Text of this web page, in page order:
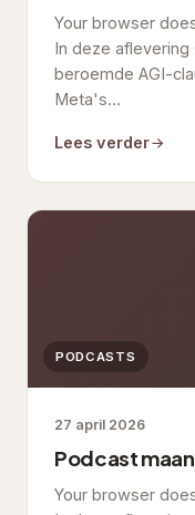
Your browser
In deze
beroemde AGI-
Meta's…
Lees verder
PODCASTS
27 april 2026
Podcast
Your browser